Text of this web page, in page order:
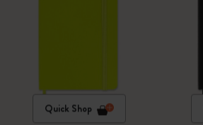
Quick Shop